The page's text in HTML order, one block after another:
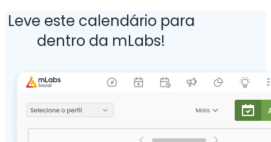
Leve este calendário para
dentro da mLabs!